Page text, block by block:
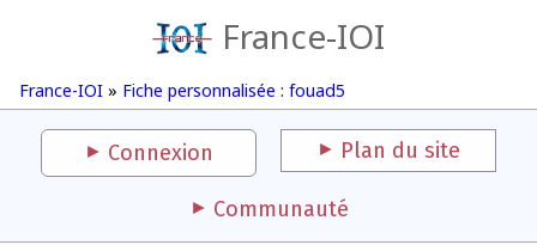
France-IOI
France-IOI » Fiche personnalisée : fouad5
Connexion Plan du site
Communauté